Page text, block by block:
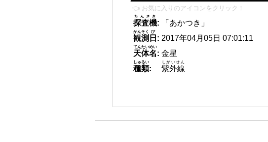
👈 お気に入りのアイコンをクリック！
探査機
たんさき
:
「あかつき」
観測
かんそく
日
び
: 2017年04月05日 07:01:11
天体名
てんたいめい
: 金星
種類
しゅるい
: 紫外線
しがいせん